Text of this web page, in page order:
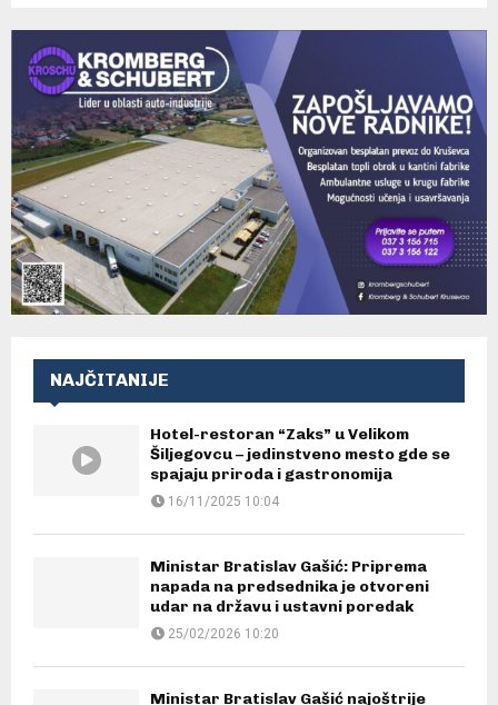
NAJČITANIJE
Hotel-restoran “Zaks” u Velikom
Šiljegovcu – jedinstveno mesto gde se
spajaju priroda i gastronomija
16/11/2025 10:04
Ministar Bratislav Gašić: Priprema
napada na predsednika je otvoreni
udar na državu i ustavni poredak
25/02/2026 10:20
Ministar Bratislav Gašić najoštrije